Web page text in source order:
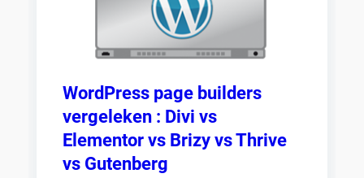
WordPress page builders
vergeleken : Divi vs
Elementor vs Brizy vs Thrive
vs Gutenberg